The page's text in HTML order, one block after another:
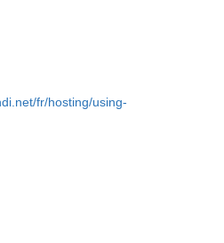
fr/hosting/using-